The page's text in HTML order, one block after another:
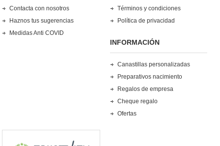
Contacta con nosotros
Haznos tus sugerencias
Medidas Anti COVID
Términos y condiciones
Política de privacidad
INFORMACIÓN
Canastillas personalizadas
Preparativos nacimiento
Regalos de empresa
Cheque regalo
Ofertas